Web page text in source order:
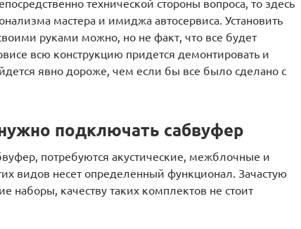
технической стороны вопроса, то здесь
мастера и имиджа автосервиса. Установить
руками можно, но не факт, что все будет
всю конструкцию придется демонтировать и
явно дороже, чем если бы все было сделано с
подключать сабвуфер
потребуются акустические, межблочные и
видов несет определенный функционал. Зачастую
наборы, качеству таких комплектов не стоит